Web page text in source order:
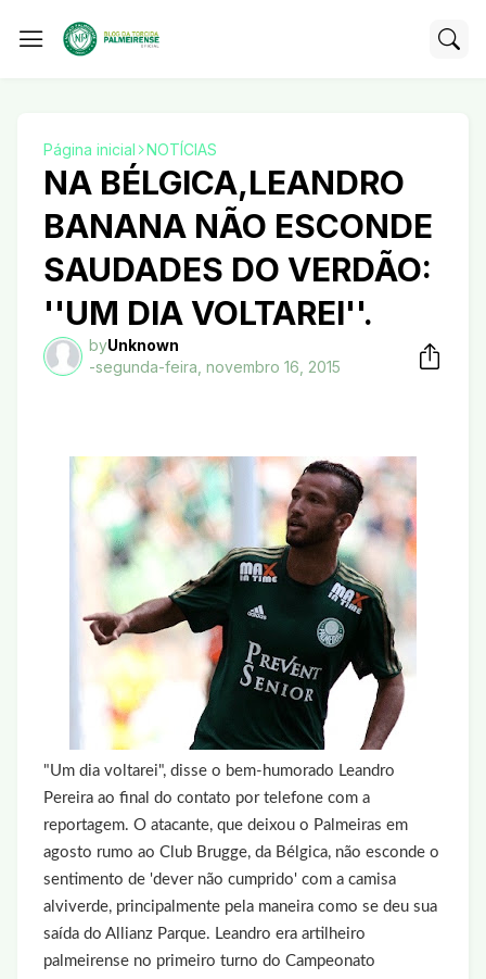
Página inicial NOTÍCIAS
NA BÉLGICA,LEANDRO
BANANA NÃO ESCONDE
SAUDADES DO VERDÃO:
''UM DIA VOLTAREI''.
byUnknown
-segunda-feira, novembro 16, 2015
"Um dia voltarei", disse o bem-humorado Leandro
Pereira ao final do contato por telefone com a
reportagem. O atacante, que deixou o Palmeiras em
agosto rumo ao Club Brugge, da Bélgica, não esconde o
sentimento de 'dever não cumprido' com a camisa
alviverde, principalmente pela maneira como se deu sua
saída do Allianz Parque. Leandro era artilheiro
palmeirense no primeiro turno do Campeonato